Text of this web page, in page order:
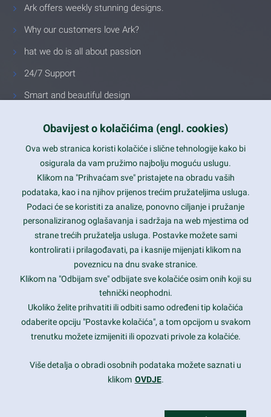
Ark offers weekly stunning designs.
Why our customers love Ark?
hat we do is all about passion
24/7 Support
Smart and beautiful design
Latest trends and much more...
Contact Info
1600 Amphitheatre Parkway, Mountain View, CA 94043
prothemes.net@gmail.com
Daily: 9:00 am - 6:00 pm
Sunday: Closed
Copyright 2017FRESHFACE© All Rights Reserved
Obavijest o kolačićima (engl. cookies)
Ova web stranica koristi kolačiće i slične tehnologije kako bi
osigurala da vam pružimo najbolju moguću uslugu.
Klikom na "Prihvaćam sve" pristajete na obradu vaših
podataka, kao i na njihov prijenos trećim pružateljima usluga.
Podaci će se koristiti za analize, ponovno ciljanje i pružanje
personaliziranog oglašavanja i sadržaja na web mjestima od
strane trećih pružatelja usluga. Postavke možete sami
kontrolirati i prilagođavati, pa i kasnije mijenjati klikom na
poveznicu na dnu svake stranice.
Klikom na "Odbijam sve" odbijate sve kolačiće osim onih koji su
tehnički neophodni.
Ukoliko želite prihvatiti ili odbiti samo određeni tip kolačića
odaberite opciju "Postavke kolačića", a tom opcijom u svakom
trenutku možete izmijeniti ili opozvati privole za kolačiće.
Više detalja o obradi osobnih podataka možete saznati u
klikom OVDJE.